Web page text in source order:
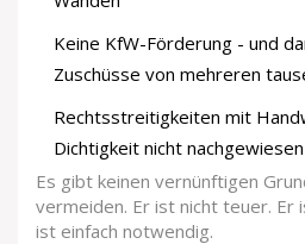
Keine KfW-Förderung - und
Zuschüsse von mehreren
Rechtsstreitigkeiten mit
Dichtigkeit nicht
Es gibt keinen vernünftigen
vermeiden. Er ist nicht teuer. Er
ist einfach notwendig.